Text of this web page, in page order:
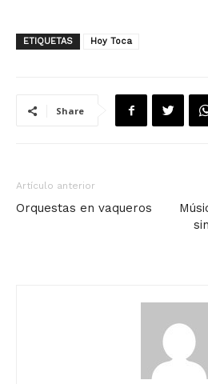
ETIQUETAS Hoy Toca
Share
Artículo anterior
Orquestas en vaqueros